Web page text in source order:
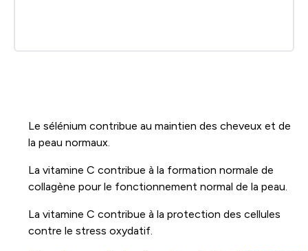
Le sélénium contribue au maintien des cheveux et de
la peau normaux.
La vitamine C contribue à la formation normale de
collagène pour le fonctionnement normal de la peau.
La vitamine C contribue à la protection des cellules
contre le stress oxydatif.